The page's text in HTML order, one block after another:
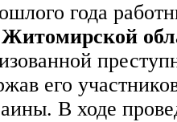
года
его
В ходе